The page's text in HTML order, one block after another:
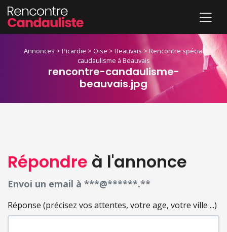
Annonces > Picardie > Oise > Beauvais > Rencontre spécial
caudaulisme à Beauvais
rencontre-candaulisme-
beauvais.jpg
Répondre à l'annonce
Envoi un email à ***@******.**
Réponse (précisez vos attentes, votre age, votre ville ...)